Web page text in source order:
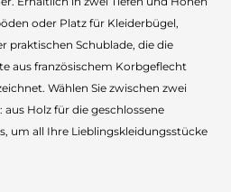
oder Platz für Kleiderbügel,
praktischen Schublade, die die
aus französischem Korbgeflecht
Wählen Sie zwischen zwei
Holz für die geschlossene
um all Ihre Lieblingskleidungsstücke